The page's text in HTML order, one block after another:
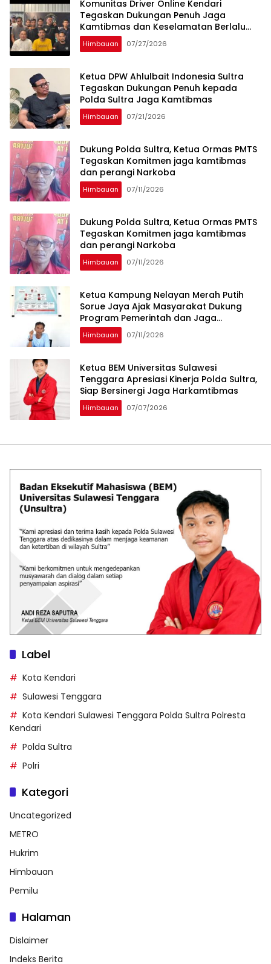
Komunitas Driver Online Kendari
Tegaskan Dukungan Penuh Jaga
Kamtibmas dan Keselamatan Berlalu
Lintas
Himbauan 07/27/2026
Ketua DPW Ahlulbait Indonesia Sultra
Tegaskan Dukungan Penuh kepada
Polda Sultra Jaga Kamtibmas
Himbauan 07/21/2026
Dukung Polda Sultra, Ketua Ormas PMTS
Tegaskan Komitmen jaga kamtibmas
dan perangi Narkoba
Himbauan 07/11/2026
Dukung Polda Sultra, Ketua Ormas PMTS
Tegaskan Komitmen jaga kamtibmas
dan perangi Narkoba
Himbauan 07/11/2026
Ketua Kampung Nelayan Merah Putih
Sorue Jaya Ajak Masyarakat Dukung
Program Pemerintah dan Jaga
Kelestarian Laut
Himbauan 07/11/2026
Ketua BEM Universitas Sulawesi
Tenggara Apresiasi Kinerja Polda Sultra,
Siap Bersinergi Jaga Harkamtibmas
Himbauan 07/07/2026
Label
Kota Kendari
Sulawesi Tenggara
Kota Kendari Sulawesi Tenggara Polda Sultra Polresta
Kendari
Polda Sultra
Polri
Kategori
Uncategorized
METRO
Hukrim
Himbauan
Pemilu
Halaman
Dislaimer
Indeks Berita